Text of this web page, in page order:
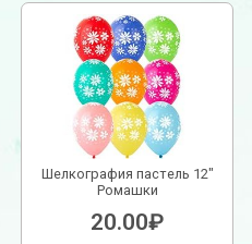
Шелкография пастель 12″
Ромашки
20.00₽